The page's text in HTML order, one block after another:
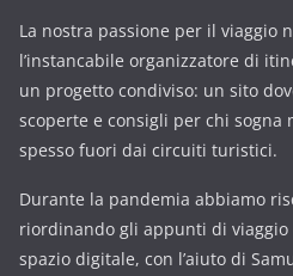
La nostra passione per il viaggio
l’instancabile organizzatore di
un progetto condiviso: un sito
scoperte e consigli per chi sogna
spesso fuori dai circuiti turistici.
Durante la pandemia abbiamo
riordinando gli appunti di viaggio
spazio digitale, con l’aiuto di